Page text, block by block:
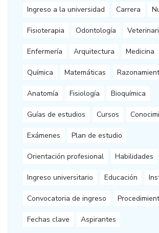
Ingreso a la universidad Carrera
Fisioterapia Odontología
Enfermería Arquitectura Medicina
Química Matemáticas
Anatomía Fisiología Bioquímica
Guías de estudios Cursos
Exámenes Plan de estudio
Orientación profesional Habilidades
Ingreso universitario Educación
Convocatoria de ingreso
Fechas clave Aspirantes